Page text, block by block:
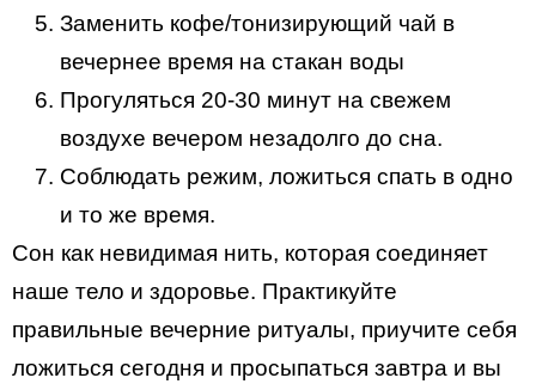
Заменить кофе/тонизирующий чай в
вечернее время на стакан воды
Прогуляться 20-30 минут на свежем
воздухе вечером незадолго до сна.
Соблюдать режим, ложиться спать в одно
и то же время.
Сон как невидимая нить, которая соединяет
наше тело и здоровье. Практикуйте
правильные вечерние ритуалы, приучите себя
ложиться сегодня и просыпаться завтра и вы